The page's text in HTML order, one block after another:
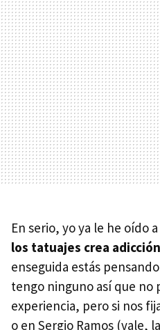
En serio, yo ya le he oído
los tatuajes crea adicción
enseguida estás
tengo ninguno así que no
experiencia, pero si nos
o en Sergio Ramos (vale,